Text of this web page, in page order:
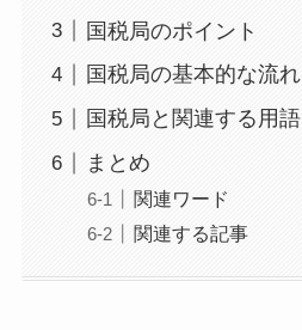
国税局のポイント
国税局の基本的な流れ
国税局と関連する用語
まとめ
関連ワード
関連する記事